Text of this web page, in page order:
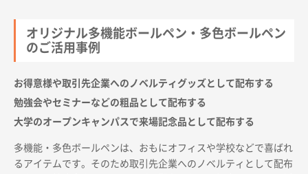
オリジナル多機能ボールペン・多色ボールペン
のご活用事例
お得意様や取引先企業へのノベルティグッズとして配布する
勉強会やセミナーなどの粗品として配布する
大学のオープンキャンパスで来場記念品として配布する
多機能・多色ボールペンは、おもにオフィスや学校などで喜ばれ
るアイテムです。そのため取引先企業へのノベルティとして配布